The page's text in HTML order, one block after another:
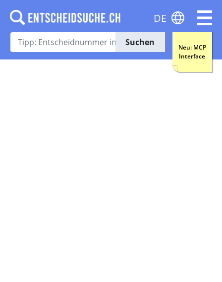
Suchen
Neu: MCP
Interface
DE